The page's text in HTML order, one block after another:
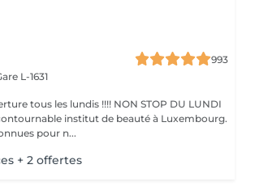
993
L-1631
tous les lundis !!!! NON STOP DU LUNDI
pour n...
+ 2 offertes